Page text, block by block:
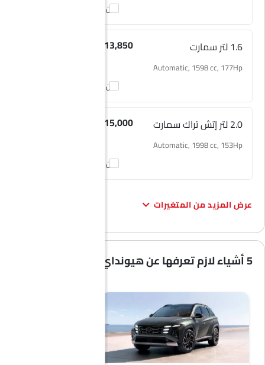
قارن
1.6 لتر سمارت SAR 113,850
Automatic, 1598 cc, 177Hp
قارن
2.0 لتر إتش تراك سمارت SAR 115,000
Automatic, 1998 cc, 153Hp
قارن
عرض المزيد من المتغيرات
5 أشياء لازم تعرفها عن هيونداي توسان